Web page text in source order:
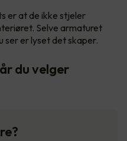
er at de ikke stjeler
Selve armaturet
ser er lyset det skaper.
du velger